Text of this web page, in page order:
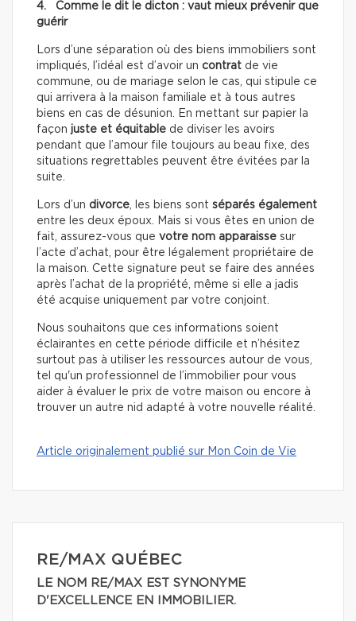
4. Comme le dit le dicton : vaut mieux prévenir que
guérir
Lors d’une séparation où des biens immobiliers sont
impliqués, l’idéal est d’avoir un contrat de vie
commune, ou de mariage selon le cas, qui stipule ce
qui arrivera à la maison familiale et à tous autres
biens en cas de désunion. En mettant sur papier la
façon juste et équitable de diviser les avoirs
pendant que l’amour file toujours au beau fixe, des
situations regrettables peuvent être évitées par la
suite.
Lors d’un divorce, les biens sont séparés également
entre les deux époux. Mais si vous êtes en union de
fait, assurez-vous que votre nom apparaisse sur
l’acte d’achat, pour être légalement propriétaire de
la maison. Cette signature peut se faire des années
après l’achat de la propriété, même si elle a jadis
été acquise uniquement par votre conjoint.
Nous souhaitons que ces informations soient
éclairantes en cette période difficile et n’hésitez
surtout pas à utiliser les ressources autour de vous,
tel qu'un professionnel de l’immobilier pour vous
aider à évaluer le prix de votre maison ou encore à
trouver un autre nid adapté à votre nouvelle réalité.
Article originalement publié sur Mon Coin de Vie
RE/MAX QUÉBEC
LE NOM RE/MAX EST SYNONYME
D'EXCELLENCE EN IMMOBILIER.